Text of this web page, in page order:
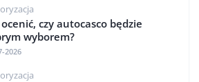
ocenić, czy autocasco będzie
wyborem?
2026